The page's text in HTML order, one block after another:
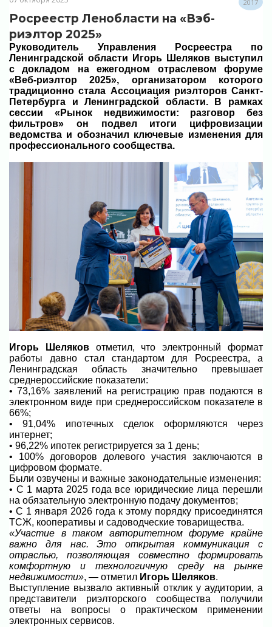
2017
Росреестр Ленобласти на «Вэб-
риэлтор 2025»
Руководитель Управления Росреестра по
Ленинградской области Игорь Шеляков выступил
с докладом на ежегодном отраслевом форуме
«Веб-риэлтор 2025», организатором которого
традиционно стала Ассоциация риэлторов Санкт-
Петербурга и Ленинградской области. В рамках
сессии «Рынок недвижимости: разговор без
фильтров» он подвел итоги цифровизации
ведомства и обозначил ключевые изменения для
профессионального сообщества.
Игорь Шеляковотметил, что электронный формат
работы давно стал стандартом для Росреестра, а
Ленинградская область значительно превышает
среднероссийские показатели:
• 73,16% заявлений на регистрацию прав подаются в
электронном виде при среднероссийском показателе в
66%;
• 91,04% ипотечных сделок оформляются через
интернет;
• 96,22% ипотек регистрируется за 1 день;
• 100% договоров долевого участия заключаются в
цифровом формате.
Были озвучены и важные законодательные изменения:
• С 1 марта 2025 года все юридические лица перешли
на обязательную электронную подачу документов;
• С 1 января 2026 года к этому порядку присоединятся
ТСЖ, кооперативы и садоводческие товарищества.
«Участие в таком авторитетном форуме крайне
важно для нас. Это открытая коммуникация с
отраслью, позволяющая совместно формировать
комфортную и технологичную среду на рынке
недвижимости», — отметил Игорь Шеляков.
Выступление вызвало активный отклик у аудитории, а
представители риэлторского сообщества получили
ответы на вопросы о практическом применении
электронных сервисов.